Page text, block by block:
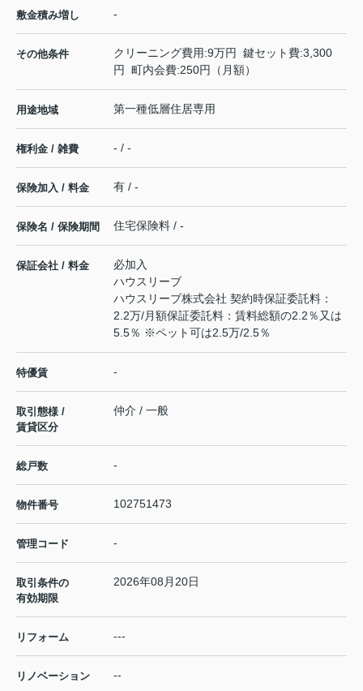
敷金積み増し -
その他条件
クリーニング費用:9万円 鍵セット費:3,300
円 町内会費:250円（月額）
用途地域 第一種低層住居専用
権利金 / 雑費 - / -
保険加入 / 料金 有 / -
保険名 / 保険期間 住宅保険料 / -
保証会社 / 料金
必加入
ハウスリーブ
ハウスリーブ株式会社 契約時保証委託料：
2.2万/月額保証委託料：賃料総額の2.2％又は
5.5％ ※ペット可は2.5万/2.5％
特優賃 -
取引態様 /
賃貸区分
仲介 / 一般
総戸数 -
物件番号 102751473
管理コード -
取引条件の
有効期限
2026年08月20日
リフォーム ---
リノベーション --